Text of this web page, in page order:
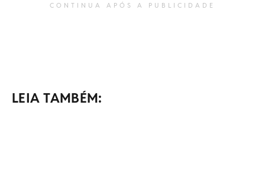
CONTINUA APÓS A PUBLICIDADE
LEIA TAMBÉM: